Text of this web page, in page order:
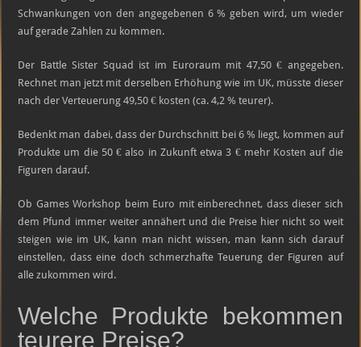
Schwankungen von den angegebenen 6 % geben wird, um wieder
auf gerade Zahlen zu kommen.
Der Battle Sister Squad ist im Euroraum mit 47,50 € angegeben.
Rechnet man jetzt mit derselben Erhöhung wie im UK, müsste dieser
nach der Verteuerung 49,50 € kosten (ca. 4,2 % teurer).
Bedenkt man dabei, dass der Durchschnitt bei 6 % liegt, kommen auf
Produkte um die 50 € also in Zukunft etwa 3 € mehr Kosten auf die
Figuren darauf.
Ob Games Workshop beim Euro mit einberechnet, dass dieser sich
dem Pfund immer weiter annähert und die Preise hier nicht so weit
steigen wie im UK, kann man nicht wissen, man kann sich darauf
einstellen, dass eine doch schmerzhafte Teuerung der Figuren auf
alle zukommen wird.
Welche Produkte bekommen
teurere Preise?